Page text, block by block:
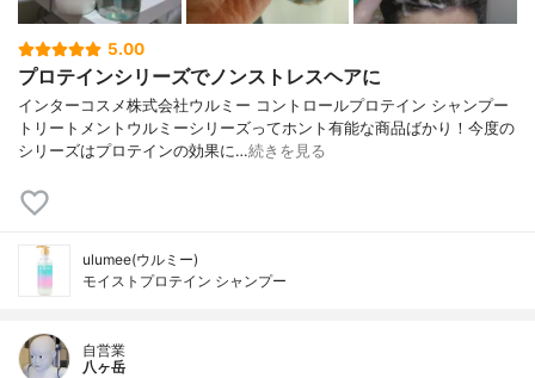
5.00
プロテインシリーズでノンストレスヘアに
インターコスメ株式会社ウルミー コントロールプロテイン シャンプー
トリートメントウルミーシリーズってホント有能な商品ばかり！今度の
シリーズはプロテインの効果に…続きを見る
ulumee(ウルミー)
モイストプロテイン シャンプー
自営業
八ヶ岳